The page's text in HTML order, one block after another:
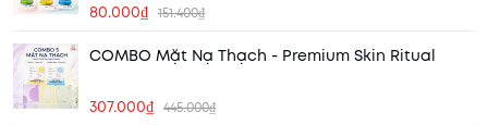
80.000₫ 151.400₫
COMBO Mặt Nạ Thạch - Premium Skin Ritual
307.000₫ 445.000₫